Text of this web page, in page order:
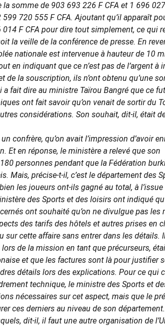
la somme de 903 693 226 F CFA et 1 696
720 555 F CFA. Ajoutant qu’il apparaît
F CFA pour dire tout simplement, ce qui
la veille de la conférence de presse. En
nationale est intervenue à hauteur de 10
en indiquant que ce n’est pas de l’argent
de la souscription, ils n’ont obtenu qu’une
a fait dire au ministre Taïrou Bangré que ce
ont fait savoir qu’on venait de sortir du
considérations. Son souhait, dit-il, était
confrère, qu’on avait l’impression d’avoir
Et en réponse, le ministère a relevé que son
personnes pendant que la Fédération
Mais, précise-t-il, c’est le département des
les joueurs ont-ils gagné au total, à
des Sports et des loisirs ont indiqué
ont souhaité qu’on ne divulgue pas
des tarifs des hôtels et autres prises en
sur cette affaire sans entrer dans les
de la mission en tant que précurseurs,
et que les factures sont là pour justifier
détails lors des explications. Pour ce qui
technique, le ministre des Sports et
nécessaires sur cet aspect, mais que le
ces derniers au niveau de son
dit-il, il faut une autre organisation de